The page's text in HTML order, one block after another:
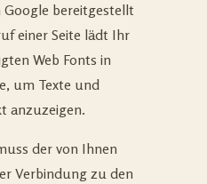
Google bereitgestellt
einer Seite lädt Ihr
Web Fonts in
um Texte und
anzuzeigen.
der von Ihnen
Verbindung zu den